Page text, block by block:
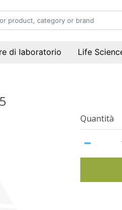
di laboratorio Life
Quantità